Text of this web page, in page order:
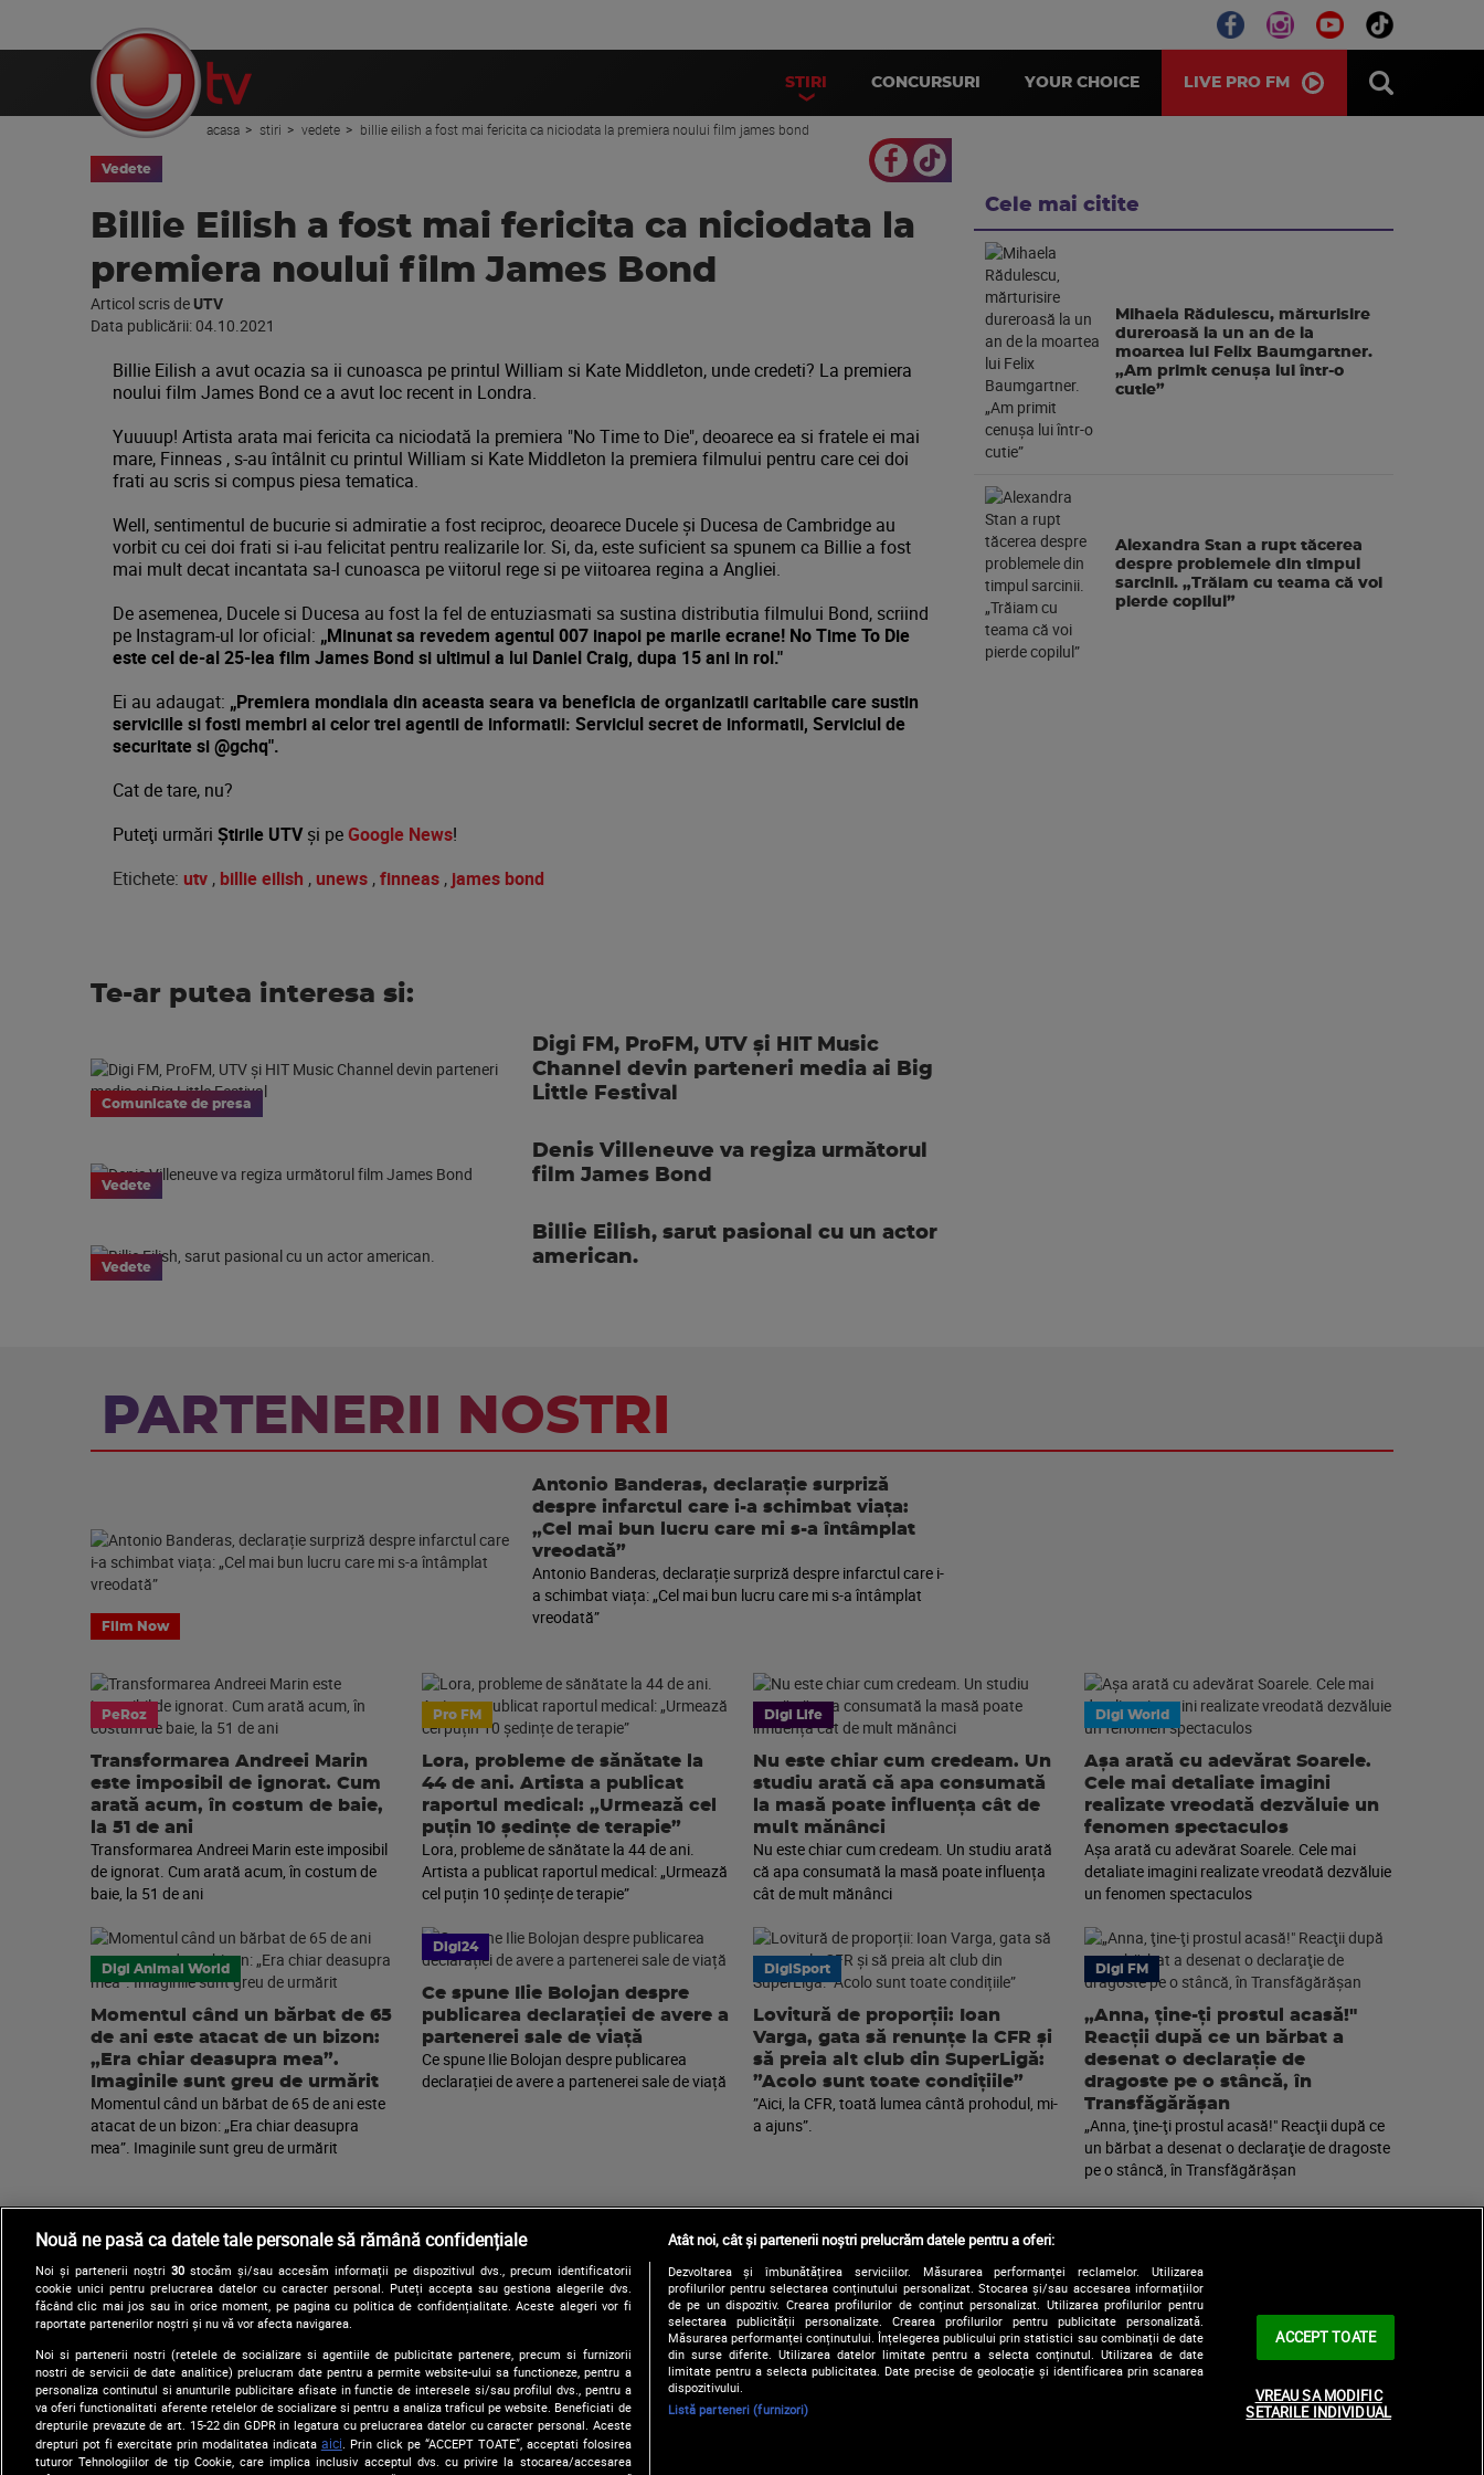
STIRI CONCURSURI YOUR CHOICE LIVE PRO FM
acasa stiri vedete billie eilish a fost mai fericita ca niciodata la premiera noului film james bond
Vedete
Billie Eilish a fost mai fericita ca niciodata la
premiera noului film James Bond
Articol scris de UTV
Data publicării: 04.10.2021
Billie Eilish a avut ocazia sa ii cunoasca pe printul William si Kate Middleton, unde credeti? La premiera
noului film James Bond ce a avut loc recent in Londra.
Yuuuup! Artista arata mai fericita ca niciodată la premiera "No Time to Die", deoarece ea si fratele ei mai
mare, Finneas , s-au întâlnit cu printul William si Kate Middleton la premiera filmului pentru care cei doi
frati au scris si compus piesa tematica.
Well, sentimentul de bucurie si admiratie a fost reciproc, deoarece Ducele și Ducesa de Cambridge au
vorbit cu cei doi frati si i-au felicitat pentru realizarile lor. Si, da, este suficient sa spunem ca Billie a fost
mai mult decat incantata sa-l cunoasca pe viitorul rege si pe viitoarea regina a Angliei.
De asemenea, Ducele si Ducesa au fost la fel de entuziasmati sa sustina distributia filmului Bond, scriind
pe Instagram-ul lor oficial: „Minunat sa revedem agentul 007 inapoi pe marile ecrane! No Time To Die
este cel de-al 25-lea film James Bond si ultimul a lui Daniel Craig, dupa 15 ani in rol."
Ei au adaugat: „Premiera mondiala din aceasta seara va beneficia de organizatii caritabile care sustin
serviciile si fosti membri ai celor trei agentii de informatii: Serviciul secret de informatii, Serviciul de
securitate si @gchq".
Cat de tare, nu?
Puteţi urmări Știrile UTVşi peGoogle News!
Etichete: utv , billie eilish , unews ,finneas , james bond
Cele mai citite
Mihaela Rădulescu, mărturisire
dureroasă la un an de la
moartea lui Felix Baumgartner.
„Am primit cenușa lui într-o
cutie”
Alexandra Stan a rupt tăcerea
despre problemele din timpul
sarcinii. „Trăiam cu teama că voi
pierde copilul”
Te-ar putea interesa si:
Comunicate de presa
Digi FM, ProFM, UTV și HIT Music
Channel devin parteneri media ai Big
Little Festival
Vedete
Denis Villeneuve va regiza următorul
film James Bond
Vedete
Billie Eilish, sarut pasional cu un actor
american.
PARTENERII NOSTRI
Film Now
Antonio Banderas, declarație surpriză
despre infarctul care i-a schimbat viața:
„Cel mai bun lucru care mi s-a întâmplat
vreodată”
Antonio Banderas, declarație surpriză despre infarctul care i-
a schimbat viața: „Cel mai bun lucru care mi s-a întâmplat
vreodată”
PeRoz
Transformarea Andreei Marin
este imposibil de ignorat. Cum
arată acum, în costum de baie,
la 51 de ani
Transformarea Andreei Marin este imposibil
de ignorat. Cum arată acum, în costum de
baie, la 51 de ani
Pro FM
Lora, probleme de sănătate la
44 de ani. Artista a publicat
raportul medical: „Urmează cel
puțin 10 ședințe de terapie”
Lora, probleme de sănătate la 44 de ani.
Artista a publicat raportul medical: „Urmează
cel puțin 10 ședințe de terapie”
Digi Life
Nu este chiar cum credeam. Un
studiu arată că apa consumată
la masă poate influența cât de
mult mănânci
Nu este chiar cum credeam. Un studiu arată
că apa consumată la masă poate influența
cât de mult mănânci
Digi World
Așa arată cu adevărat Soarele.
Cele mai detaliate imagini
realizate vreodată dezvăluie un
fenomen spectaculos
Așa arată cu adevărat Soarele. Cele mai
detaliate imagini realizate vreodată dezvăluie
un fenomen spectaculos
Digi Animal World
Momentul când un bărbat de 65
de ani este atacat de un bizon:
„Era chiar deasupra mea”.
Imaginile sunt greu de urmărit
Momentul când un bărbat de 65 de ani este
atacat de un bizon: „Era chiar deasupra
mea”. Imaginile sunt greu de urmărit
Digi24
Ce spune Ilie Bolojan despre
publicarea declarației de avere a
partenerei sale de viață
Ce spune Ilie Bolojan despre publicarea
declarației de avere a partenerei sale de viață
DigiSport
Lovitură de proporții: Ioan
Varga, gata să renunțe la CFR și
să preia alt club din SuperLigă:
”Acolo sunt toate condițiile”
”Aici, la CFR, toată lumea cântă prohodul, mi-
a ajuns”.
Digi FM
„Anna, ţine-ţi prostul acasă!"
Reacţii după ce un bărbat a
desenat o declaraţie de
dragoste pe o stâncă, în
Transfăgărăşan
„Anna, ţine-ţi prostul acasă!" Reacţii după ce
un bărbat a desenat o declaraţie de dragoste
pe o stâncă, în Transfăgărăşan
Urmărește-ne și pe:
Copyright © 2026 / DIGI ROMANIA S.A.
Arhiva
Comunicate de presă Politica de confidentialitate Termeni si conditii Gestionați preferințele| Contact/Info Codul etic
Nouă ne pasă ca datele tale personale să rămână confidențiale
Noi și partenerii noștri 30stocăm și/sau accesăm informații pe dispozitivul dvs., precum identificatorii
cookie unici pentru prelucrarea datelor cu caracter personal. Puteți accepta sau gestiona alegerile dvs.
făcând clic mai jos sau în orice moment, pe pagina cu politica de confidențialitate. Aceste alegeri vor fi
raportate partenerilor noștri și nu vă vor afecta navigarea.
Noi si partenerii nostri (retelele de socializare si agentiile de publicitate partenere, precum si furnizorii
nostri de servicii de date analitice) prelucram date pentru a permite website-ului sa functioneze, pentru a
personaliza continutul si anunturile publicitare afisate in functie de interesele si/sau profilul dvs., pentru a
va oferi functionalitati aferente retelelor de socializare si pentru a analiza traficul pe website. Beneficiati de
drepturile prevazute de art. 15-22 din GDPR in legatura cu prelucrarea datelor cu caracter personal. Aceste
drepturi pot fi exercitate prin modalitatea indicata aici . Prin click pe “ACCEPT TOATE”, acceptati folosirea
tuturor Tehnologiilor de tip Cookie, care implica inclusiv acceptul dvs. cu privire la stocarea/accesarea
Atât noi, cât și partenerii noștri prelucrăm datele pentru a oferi:
Dezvoltarea și îmbunătățirea serviciilor. Măsurarea performanței reclamelor. Utilizarea
profilurilor pentru selectarea conținutului personalizat. Stocarea și/sau accesarea informațiilor
de pe un dispozitiv. Crearea profilurilor de conținut personalizat. Utilizarea profilurilor pentru
selectarea publicității personalizate. Crearea profilurilor pentru publicitate personalizată.
Măsurarea performanței conținutului. Înțelegerea publicului prin statistici sau combinații de date
din surse diferite. Utilizarea datelor limitate pentru a selecta conținutul. Utilizarea de date
limitate pentru a selecta publicitatea. Date precise de geolocație și identificarea prin scanarea
dispozitivului.
Listă parteneri (furnizori)
ACCEPT TOATE
VREAU SA MODIFIC
SETARILE INDIVIDUAL